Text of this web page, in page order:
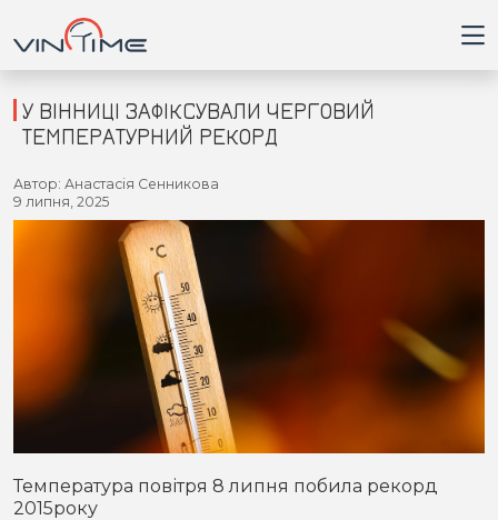
Головна
Здоров'я
Приватна думка
В кулуарах
Місто
У ВІННИЦІ ЗАФІКСУВАЛИ ЧЕРГОВИЙ
ТЕМПЕРАТУРНИЙ РЕКОРД
Автор: Анастасія Сенникова
9 липня, 2025
Температура повітря 8 липня побила рекорд
2015року